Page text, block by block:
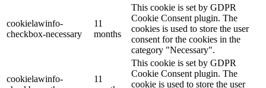
cookielawinfo-
checkbox-necessary
11
months
This cookie is set by GDPR
Cookie Consent plugin. The
cookies is used to store the user
consent for the cookies in the
category "Necessary".
cookielawinfo-
11
This cookie is set by GDPR
Cookie Consent plugin. The
cookie is used to store the user